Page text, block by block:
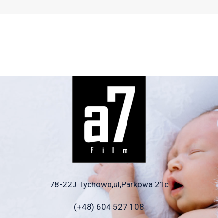
78-220 Tychowo,ul,Parkowa 21c
(+48) 604 527 108